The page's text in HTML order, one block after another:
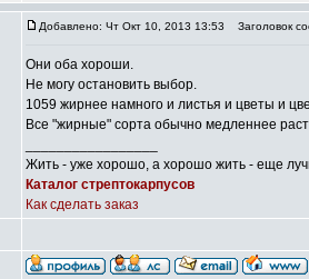
Добавлено: Чт Окт 10, 2013 13:53 Заголовок
Они оба хороши.
Не могу остановить выбор.
1059 жирнее намного и листья и цветы и
Все "жирные" сорта обычно медленнее
Жить - уже хорошо, а хорошо жить - еще
Каталог стрептокарпусов
Как сделать заказ